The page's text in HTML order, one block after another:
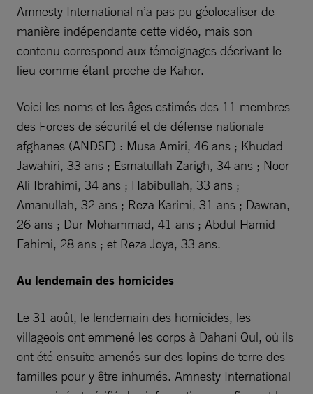
Amnesty International n’a pas pu géolocaliser de
manière indépendante cette vidéo, mais son
contenu correspond aux témoignages décrivant le
lieu comme étant proche de Kahor.
Voici les noms et les âges estimés des 11 membres
des Forces de sécurité et de défense nationale
afghanes (ANDSF) : Musa Amiri, 46 ans ; Khudad
Jawahiri, 33 ans ; Esmatullah Zarigh, 34 ans ; Noor
Ali Ibrahimi, 34 ans ; Habibullah, 33 ans ;
Amanullah, 32 ans ; Reza Karimi, 31 ans ; Dawran,
26 ans ; Dur Mohammad, 41 ans ; Abdul Hamid
Fahimi, 28 ans ; et Reza Joya, 33 ans.
Au lendemain des homicides
Le 31 août, le lendemain des homicides, les
villageois ont emmené les corps à Dahani Qul, où ils
ont été ensuite amenés sur des lopins de terre des
familles pour y être inhumés. Amnesty International